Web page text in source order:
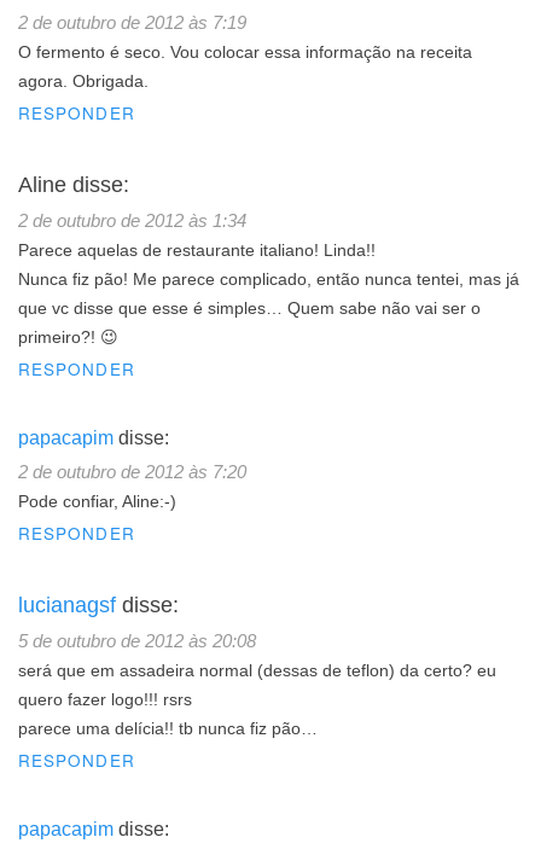
2 de outubro de 2012 às 7:19
O fermento é seco. Vou colocar essa informação na receita
agora. Obrigada.
RESPONDER
Aline disse:
2 de outubro de 2012 às 1:34
Parece aquelas de restaurante italiano! Linda!!
Nunca fiz pão! Me parece complicado, então nunca tentei, mas já
que vc disse que esse é simples… Quem sabe não vai ser o
primeiro?! 😉
RESPONDER
papacapim disse:
2 de outubro de 2012 às 7:20
Pode confiar, Aline:-)
RESPONDER
lucianagsf disse:
5 de outubro de 2012 às 20:08
será que em assadeira normal (dessas de teflon) da certo? eu
quero fazer logo!!! rsrs
parece uma delícia!! tb nunca fiz pão…
RESPONDER
papacapim disse: